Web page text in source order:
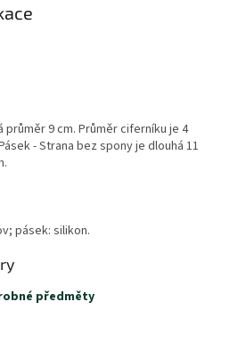
průměr 9 cm. Průměr ciferníku je 4
- Strana bez spony je dlouhá 11
pásek: silikon.
předměty